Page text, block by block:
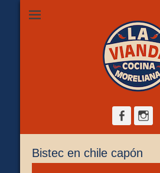
Camelinas sobre Ezequiel
Servicio para comer aquí,
Bistec en chile capón